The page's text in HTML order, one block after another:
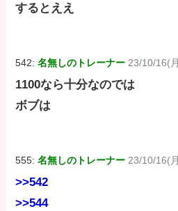
するとええ
542:名無しのトレーナー 23/10/16(
1100なら十分なのでは
ボブは
555:名無しのトレーナー 23/10/16(
>>542
>>544